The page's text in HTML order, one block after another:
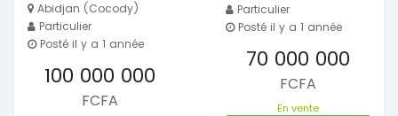
Abidjan (Cocody)
Particulier
Posté il y a 1 année
100 000 000
FCFA
Particulier
Posté il y a 1 année
70 000 000
FCFA
En vente